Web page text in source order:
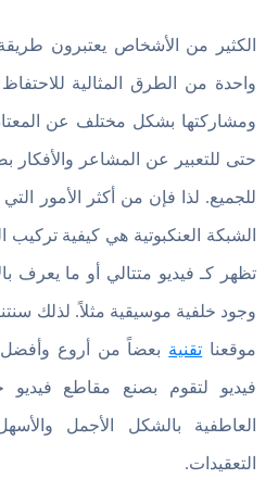
الكثير من الأشخاص يعتبرون
واحدة من الطرق المثالية
ومشاركتها بشكل مختلف عن
حتى للتعبير عن المشاعر
للجميع. لذا فإن من أكثر الأمور
الشبكة العنكبوتية هي كيفية
وجود خلفية موسيقية مثلاً. لذلك
موقعنا تقنية بعضاً من أروع
فيديو لتقوم بصنع مقاطع فيديو
العاطفية بالشكل الأجمل
التعقيدات.